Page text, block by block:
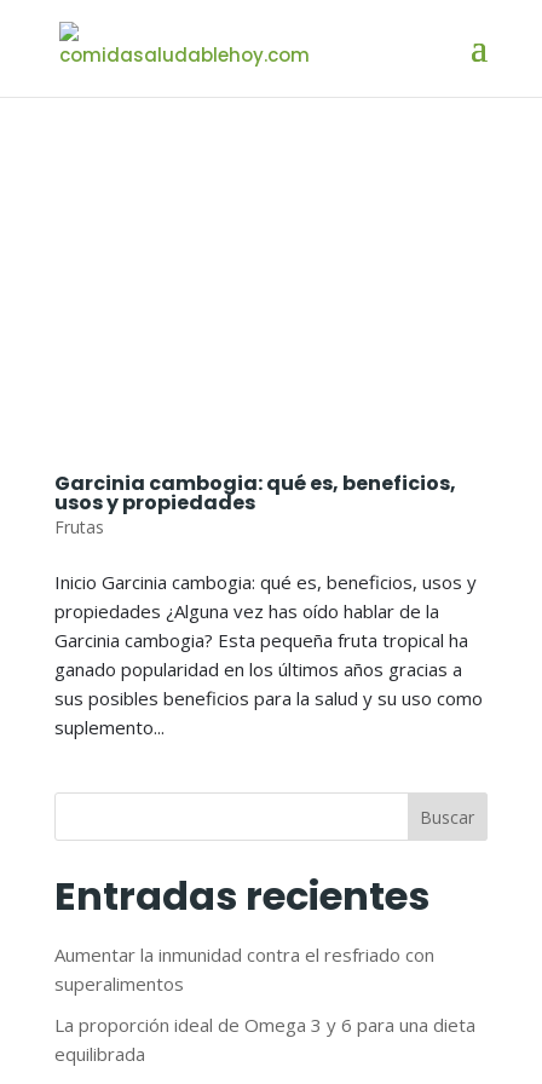
Garcinia cambogia: qué es, beneficios,
usos y propiedades
Frutas
Inicio Garcinia cambogia: qué es, beneficios, usos y
propiedades ¿Alguna vez has oído hablar de la
Garcinia cambogia? Esta pequeña fruta tropical ha
ganado popularidad en los últimos años gracias a
sus posibles beneficios para la salud y su uso como
suplemento...
Buscar
Entradas recientes
Aumentar la inmunidad contra el resfriado con
superalimentos
La proporción ideal de Omega 3 y 6 para una dieta
equilibrada